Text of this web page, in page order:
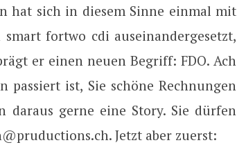
hat sich in diesem Sinne einmal mit
fortwo cdi auseinandergesetzt,
er einen neuen Begriff: FDO. Ach
passiert ist, Sie schöne Rechnungen
daraus gerne eine Story. Sie dürfen
Jetzt aber zuerst: